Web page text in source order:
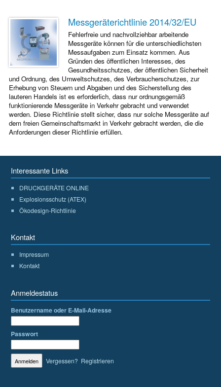
Messgeräterichtlinie 2014/32/EU
Fehlerfreie und nachvollziehbar arbeitende
Messgeräte können für die unterschiedlichsten
Messaufgaben zum Einsatz kommen. Aus
Gründen des öffentlichen Interesses, des
Gesundheitsschutzes, der öffentlichen Sicherheit
und Ordnung, des Umweltschutzes, des Verbraucherschutzes, zur
Erhebung von Steuern und Abgaben und des Sicherstellung des
lauteren Handels ist es erforderlich, dass nur ordnungsgemäß
funktionierende Messgeräte in Verkehr gebracht und verwendet
werden. Diese Richtlinie stellt sicher, dass nur solche Messgeräte auf
dem freien Gemeinschaftsmarkt in Verkehr gebracht werden, die die
Anforderungen dieser Richtlinie erfüllen.
Interessante Links
DRUCKGERÄTE ONLINE
Explosionsschutz (ATEX)
Ökodesign-Richtlinie
Kontakt
Impressum
Kontakt
Anmeldestatus
Benutzername oder E-Mail-Adresse
Passwort
Vergessen? Registrieren